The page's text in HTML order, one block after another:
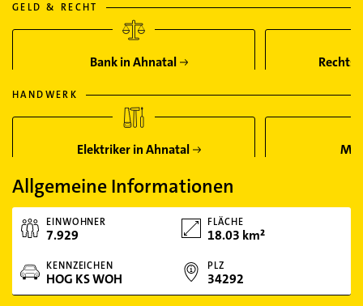
GELD & RECHT
Bank in Ahnatal
HANDWERK
Elektriker in Ahnatal
Allgemeine Informationen
EINWOHNER
7.929
FLÄCHE
18.03 km²
KENNZEICHEN
HOG KS WOH
PLZ
34292